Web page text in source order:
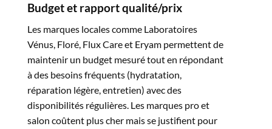
Budget et rapport qualité/prix
Les marques locales comme Laboratoires
Vénus, Floré, Flux Care et Eryam permettent de
maintenir un budget mesuré tout en répondant
à des besoins fréquents (hydratation,
réparation légère, entretien) avec des
disponibilités régulières. Les marques pro et
salon coûtent plus cher mais se justifient pour